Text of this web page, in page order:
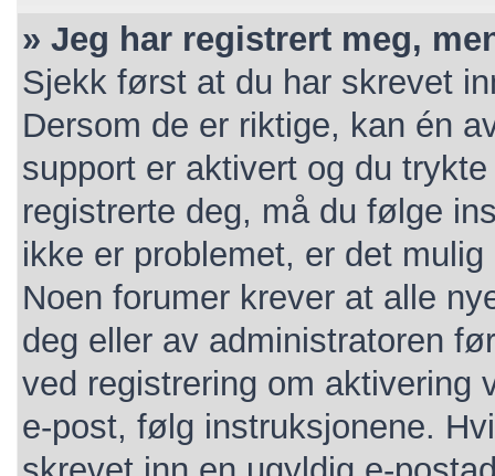
» Jeg har registrert meg,
Sjekk først at du har skrevet
Dersom de er riktige, kan én
support er aktivert og du
registrerte deg, må du følge
ikke er problemet, er det
Noen forumer krever at alle
deg eller av administratoren
ved registrering om aktivering
e-post, følg instruksjonene.